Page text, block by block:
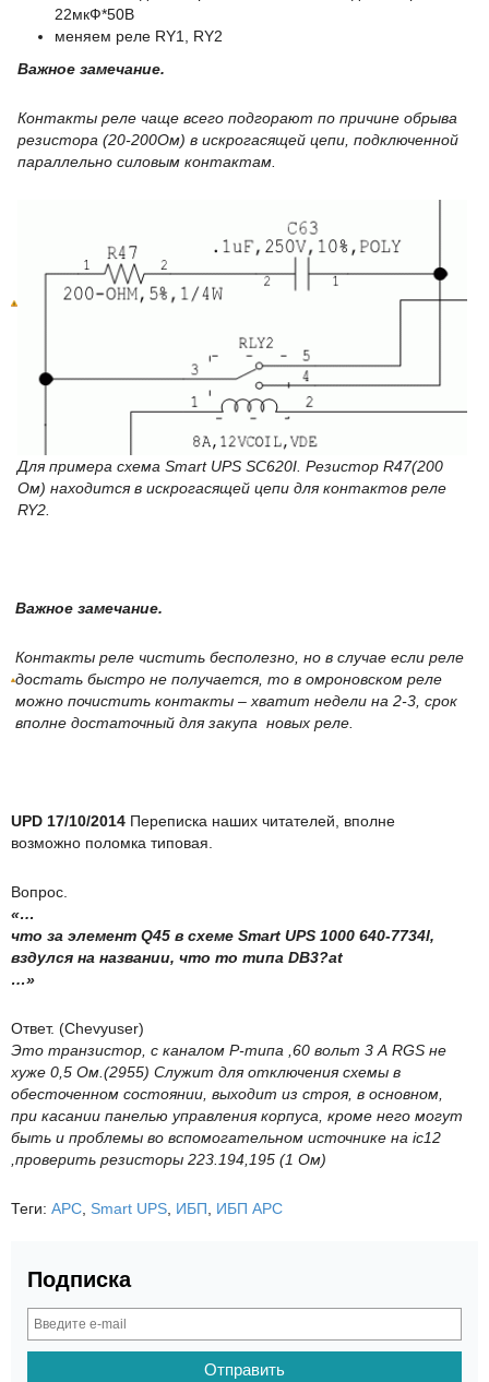
22мкФ*50В
меняем реле RY1, RY2
Важное замечание.
Контакты реле чаще всего подгорают по причине обрыва
резистора (20-200Ом) в искрогасящей цепи, подключенной
параллельно силовым контактам.
Для примера схема Smart UPS SC620I. Резистор R47(200
Ом) находится в искрогасящей цепи для контактов реле
RY2.
Важное замечание.
Контакты реле чистить бесполезно, но в случае если реле
достать быстро не получается, то в омроновском реле
можно почистить контакты – хватит недели на 2-3, срок
вполне достаточный для закупа новых реле.
UPD 17/10/2014 Переписка наших читателей, вполне
возможно поломка типовая.
Вопрос.
«…
что за элемент Q45 в схеме Smart UPS 1000 640-7734l,
вздулся на названии, что то типа DB3?at
…»
Ответ. (Chevyuser)
Это транзистор, с каналом Р-типа ,60 вольт 3 А RGS не
хуже 0,5 Ом.(2955) Служит для отключения схемы в
обесточенном состоянии, выходит из строя, в основном,
при касании панелью управления корпуса, кроме него могут
быть и проблемы во вспомогательном источнике на ic12
,проверить резисторы 223.194,195 (1 Ом)
Теги: APC Smart UPS ИБП ИБП APC
Подписка